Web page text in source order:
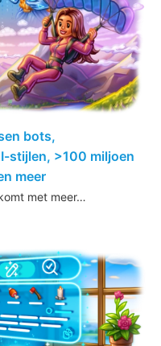
bots,
stijlen, >100 miljoen
meer
met meer…